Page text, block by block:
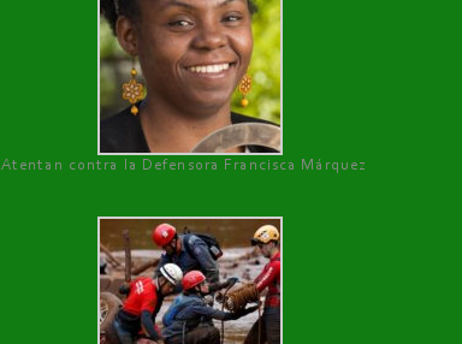
Atentan contra la Defensora Francisca Márquez